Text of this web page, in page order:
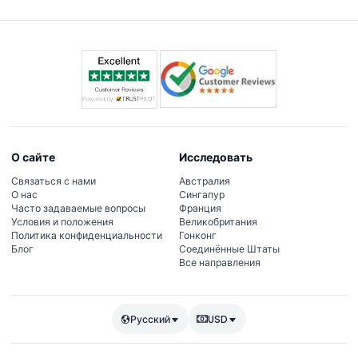
О сайте
Связаться с нами
О нас
Часто задаваемые вопросы
Условия и положения
Политика конфиденциальности
Блог
Исследовать
Австралия
Сингапур
Франция
Великобритания
Гонконг
Соединённые Штаты
Все направления
Русский USD